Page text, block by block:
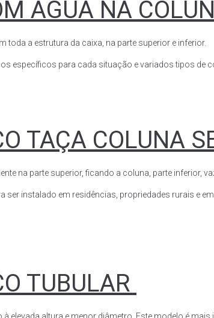
ÁGUA NA
toda a estrutura da caixa, na parte superior e inferior.
específicos para cada situação e variados tipos de
TAÇA COLUNA
na parte superior, ficando a coluna, parte inferior,
instalado em residências, propriedades rurais e
TUBULAR